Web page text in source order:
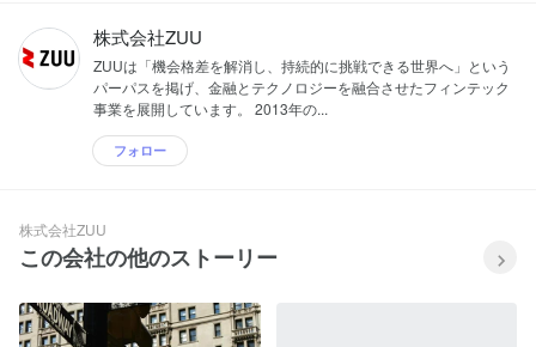
株式会社ZUU
ZUUは「機会格差を解消し、持続的に挑戦できる世界へ」という
パーパスを掲げ、金融とテクノロジーを融合させたフィンテック
事業を展開しています。 2013年の...
フォロー
株式会社ZUU
この会社の他のストーリー